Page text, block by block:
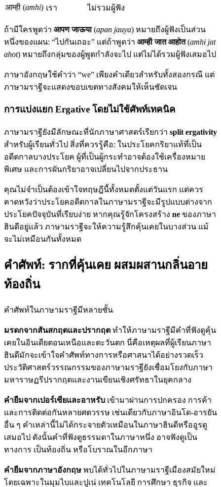
आम्ही (amhi) เรา ไม่รวมผู้ฟัง
ถ้ามีใครพูดว่า आपण जाऊया(apan jauya) หมายถึงผู้ฟังเป็นส่วน
หนึ่งของแผน: “ไปกันเถอะ” แต่ถ้าพูดว่า आम्ही जात आहोत(amhi jat
ahot) หมายถึงกลุ่มของผู้พูดกำลังจะไป แต่ไม่ได้รวมผู้ฟังเสมอไป
ภาษาอังกฤษใช้คำว่า “we” เพียงคำเดียวสำหรับทั้งสองกรณี แต่
ภาษามราฐีจะแสดงขอบเขตทางสังคมให้เห็นชัดเจน
การแบ่งแยก Ergative โดยไม่ใช้ศัพท์เทคนิค
ภาษามราฐียังมีลักษณะที่นักภาษาศาสตร์เรียกว่า split ergativity
สำหรับผู้เรียนทั่วไป สิ่งที่ควรรู้คือ: ในประโยคกริยาแท้ที่เป็น
อดีตกาลบางประโยค ผู้ที่เป็นผู้กระทำอาจต้องใช้เครื่องหมาย
พิเศษ และการผันกริยาอาจเปลี่ยนไปจากประธาน
คุณไม่จำเป็นต้องเข้าใจทฤษฎีนี้ทั้งหมดตั้งแต่วันแรก แต่ควร
คาดหวังว่าประโยคอดีตกาลในภาษามราฐีจะมีรูปแบบต่างจาก
ประโยคปัจจุบันที่เรียบง่าย หากคุณรู้จักโครงสร้าง ne ของภาษา
ฮินดีอยู่แล้ว ภาษามราฐีจะให้ความรู้สึกคุ้นเคยในบางส่วน แม้
จะไม่เหมือนกันทั้งหมด
คำศัพท์: รากที่คุ้นเคย ผสมผสานกลิ่นอาย
ท้องถิ่น
คำศัพท์ในภาษามราฐีมีหลายชั้น
มรดกจากสันสกฤตและปรากฤต ทำให้ภาษามราฐีมีคำที่ฟังดูคุ้น
เคยในอินเดียตอนเหนือและตะวันตก นี่คือเหตุผลที่ผู้เรียนภาษา
ฮินดีมักจะเข้าใจคำศัพท์ทางการหรือศาสนาได้อย่างรวดเร็ว
ประวัติศาสตร์วรรณกรรมของภาษามราฐียังเชื่อมโยงกับภาษา
มหาราษฏรีปรากฤตและงานเขียนเชิงศรัทธาในยุคกลาง
คำยืมจากเปอร์เซียและอาหรับ เข้ามาผ่านการปกครอง การค้า
และการติดต่อกันหลายศตวรรษ เช่นเดียวกับภาษาอินโด-อารยัน
อื่น ๆ คำเหล่านี้ไม่ได้กระจายตัวเหมือนในภาษาฮินดีหรืออูรดู
เสมอไป ดังนั้นคำที่ฟังดูธรรมดาในภาษาหนึ่ง อาจฟังดูเป็น
ทางการ เป็นท้องถิ่น หรือโบราณในอีกภาษา
คำยืมจากภาษาอังกฤษ พบได้ทั่วไปในภาษามราฐีเมืองสมัยใหม่
โดยเฉพาะในมุมไบและปูเน่ เทคโนโลยี การศึกษา ธุรกิจ และ